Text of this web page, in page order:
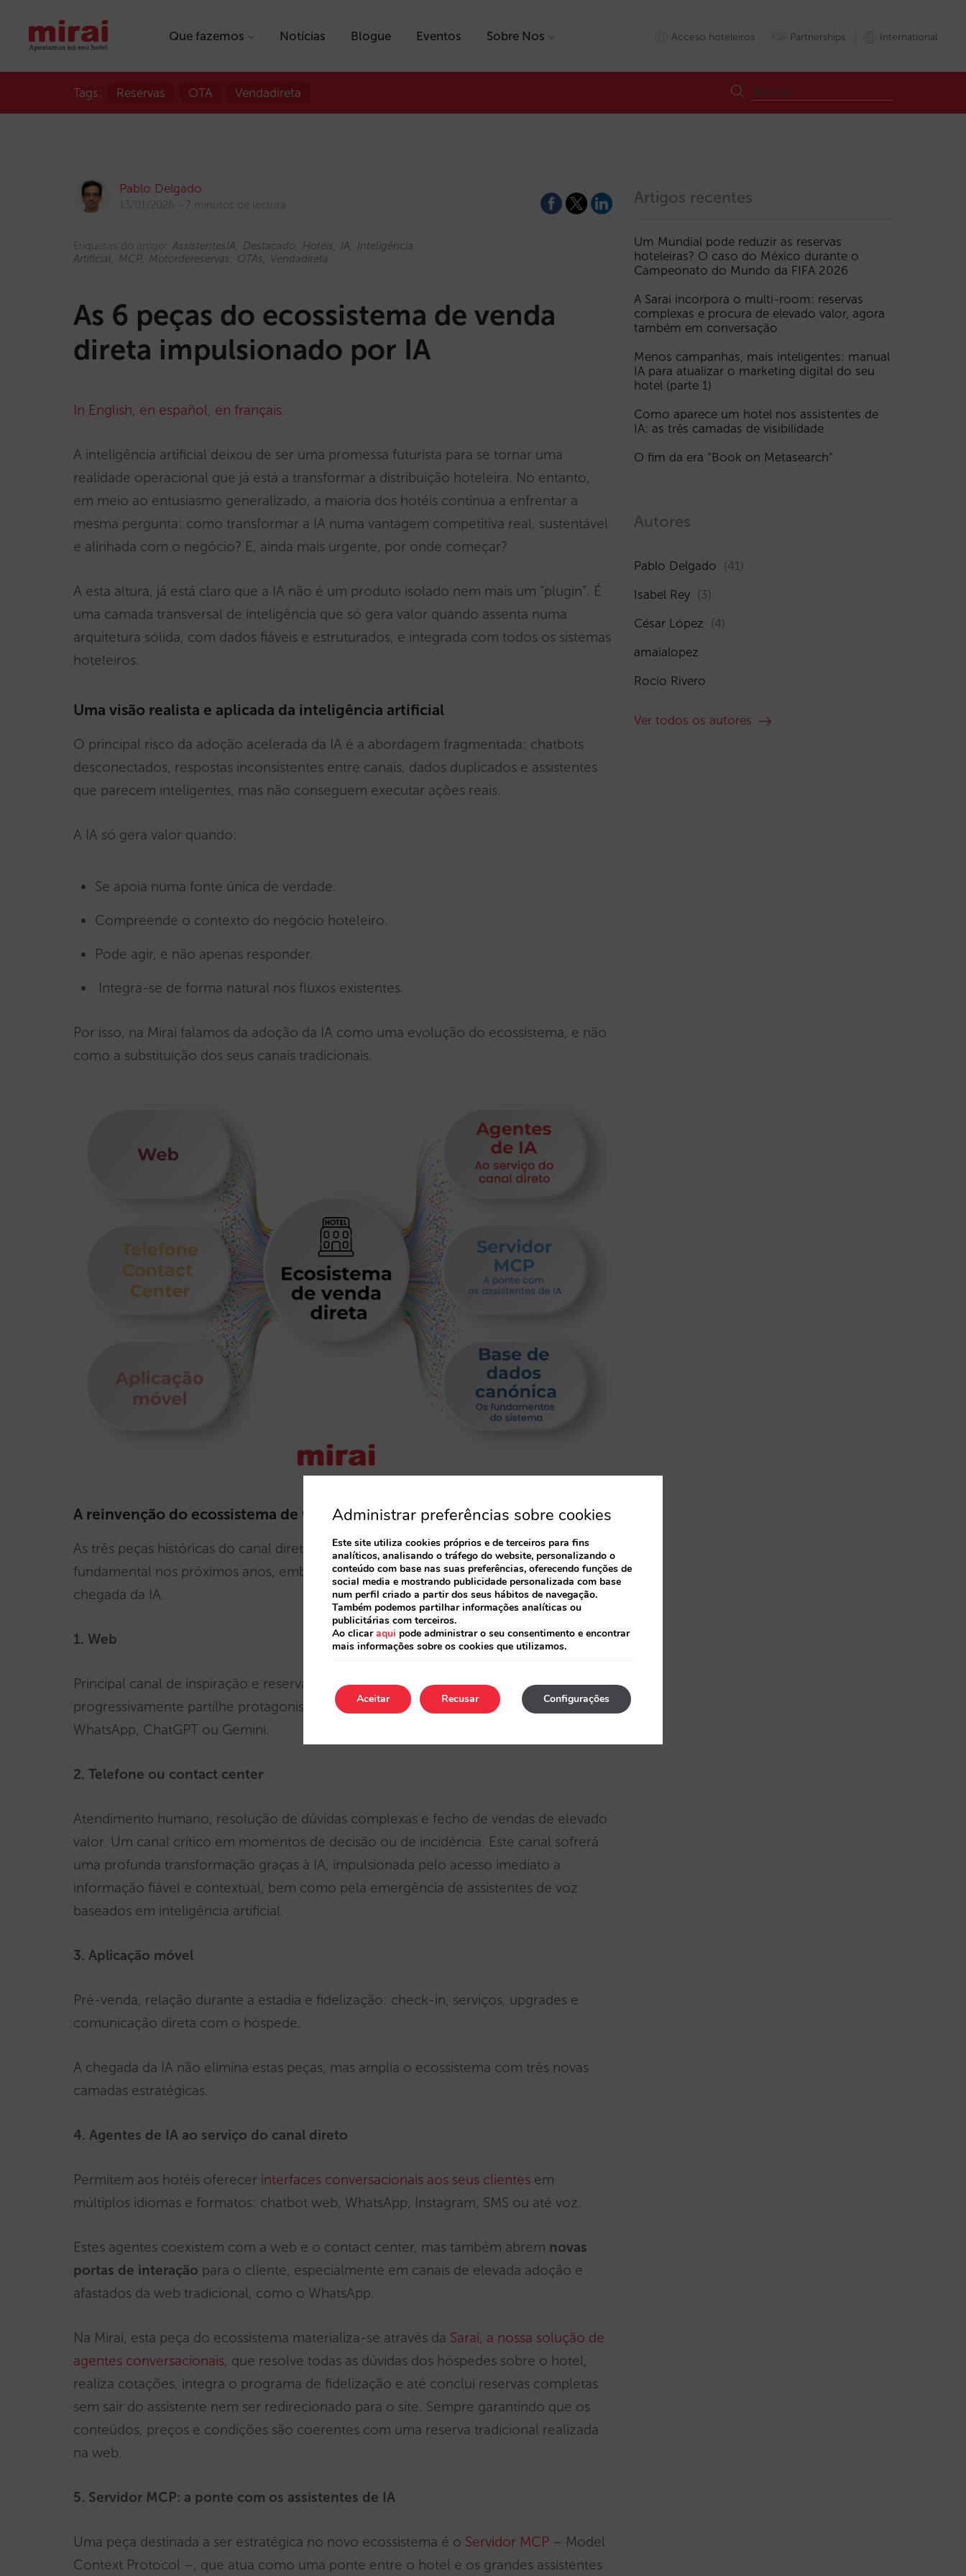
Que fazemos Notícias Blogue Eventos Sobre Nos Acceso hoteleiros Partnerships International
Tags: Reservas OTA Vendadireta
Pablo Delgado
13/01/2026 7 minutos de lectura
Etiquetas do artigo: AssistentesIA Destacado Hotéis IA
Inteligência
Artificial
MCP Motordereservas OTAs Vendadireta
As 6 peças do ecossistema de venda
direta impulsionado por IA
In English, en español, en français.
A inteligência artificial deixou de ser uma promessa futurista para se tornar uma
realidade operacional que já está a transformar a distribuição hoteleira. No entanto,
em meio ao entusiasmo generalizado, a maioria dos hotéis continua a enfrentar a
mesma pergunta: como transformar a IA numa vantagem competitiva real, sustentável
e alinhada com o negócio? E, ainda mais urgente, por onde começar?
A esta altura, já está claro que a IA não é um produto isolado nem mais um “plugin”. É
uma camada transversal de inteligência que só gera valor quando assenta numa
arquitetura sólida, com dados fiáveis e estruturados, e integrada com todos os sistemas
hoteleiros.
Uma visão realista e aplicada da inteligência artificial
O principal risco da adoção acelerada da IA é a abordagem fragmentada: chatbots
desconectados, respostas inconsistentes entre canais, dados duplicados e assistentes
que parecem inteligentes, mas não conseguem executar ações reais.
A IA só gera valor quando:
Se apoia numa fonte única de verdade.
Compreende o contexto do negócio hoteleiro.
Pode agir, e não apenas responder.
Integra-se de forma natural nos fluxos existentes.
Por isso, na Mirai falamos da adoção da IA como uma evolução do ecossistema, e não
como a substituição dos seus canais tradicionais.
A reinvenção do ecossistema de venda direta
As três peças históricas do canal direto continuarão a desempenhar um papel
fundamental nos próximos anos, embora o seu peso relativo vá mudando com a
chegada da IA.
1. Web
Principal canal de inspiração e reserva. Continuará a ser fundamental, embora
progressivamente partilhe protagonismo com interfaces conversacionais como
WhatsApp, ChatGPT ou Gemini.
2. Telefone ou contact center
Atendimento humano, resolução de dúvidas complexas e fecho de vendas de elevado
valor. Um canal crítico em momentos de decisão ou de incidência. Este canal sofrerá
uma profunda transformação graças à IA, impulsionada pelo acesso imediato a
informação fiável e contextual, bem como pela emergência de assistentes de voz
baseados em inteligência artificial.
3. Aplicação móvel
Pré-venda, relação durante a estadia e fidelização: check-in, serviços, upgrades e
comunicação direta com o hóspede.
A chegada da IA não elimina estas peças, mas amplia o ecossistema com três novas
camadas estratégicas.
4. Agentes de IA ao serviço do canal direto
Permitem aos hotéis oferecer interfaces conversacionais aos seus clientes em
múltiplos idiomas e formatos: chatbot web, WhatsApp, Instagram, SMS ou até voz.
Estes agentes coexistem com a web e o contact center, mas também abrem novas
portas de interação para o cliente, especialmente em canais de elevada adoção e
afastados da web tradicional, como o WhatsApp.
Na Mirai, esta peça do ecossistema materializa-se através da Sarai, a nossa solução de
agentes conversacionais, que resolve todas as dúvidas dos hóspedes sobre o hotel,
realiza cotações, integra o programa de fidelização e até conclui reservas completas
sem sair do assistente nem ser redirecionado para o site. Sempre garantindo que os
conteúdos, preços e condições são coerentes com uma reserva tradicional realizada
na web.
5. Servidor MCP: a ponte com os assistentes de IA
Uma peça destinada a ser estratégica no novo ecossistema é o Servidor MCP – Model
Context Protocol –, que atua como uma ponte entre o hotel e os grandes assistentes
Artigos recentes
Um Mundial pode reduzir as reservas
hoteleiras? O caso do México durante o
Campeonato do Mundo da FIFA 2026
A Sarai incorpora o multi-room: reservas
complexas e procura de elevado valor, agora
também em conversação
Menos campanhas, mais inteligentes: manual
IA para atualizar o marketing digital do seu
hotel (parte 1)
Como aparece um hotel nos assistentes de
IA: as três camadas de visibilidade
O fim da era “Book on Metasearch”
Autores
Pablo Delgado (41)
Isabel Rey (3)
César López (4)
amaialopez
Rocío Rivero
Ver todos os autores
Administrar preferências sobre cookies
Este site utiliza cookies próprios e de terceiros para fins
analíticos, analisando o tráfego do website, personalizando o
conteúdo com base nas suas preferências, oferecendo funções de
social media e mostrando publicidade personalizada com base
num perfil criado a partir dos seus hábitos de navegação.
Também podemos partilhar informações analíticas ou
publicitárias com terceiros.
Ao clicaraqui pode administrar o seu consentimento e encontrar
mais informações sobre os cookies que utilizamos.
Aceitar Configurações
Recusar